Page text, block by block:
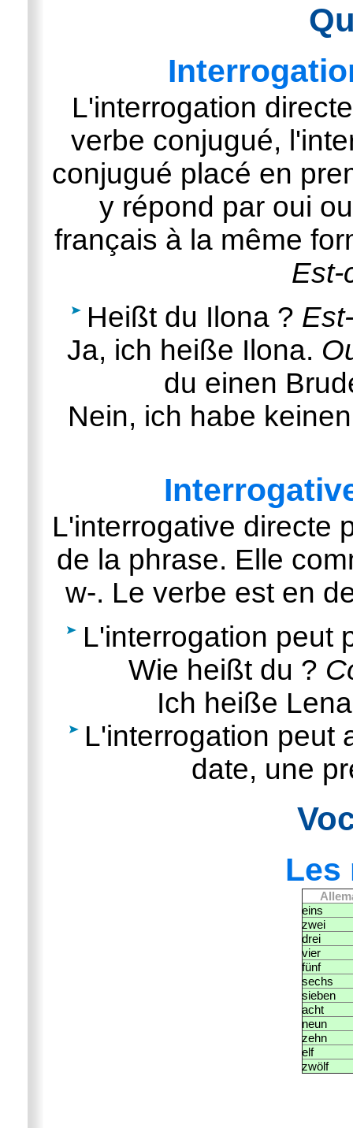
L'interrogation
verbe conjugué,
conjugué placé en
y répond par oui
français à la même
Est-
Heißt du Ilona ?
Ja, ich heiße Ilona.
du einen
Nein, ich habe
L'interrogative directe
de la phrase. Elle
w-. Le verbe est en
L'interrogation peut
Wie heißt du ?
Ich heiße
L'interrogation peut
date, une
Les
eins
zwei
drei
vier
fünf
sechs
sieben
acht
neun
zehn
elf
zwölf